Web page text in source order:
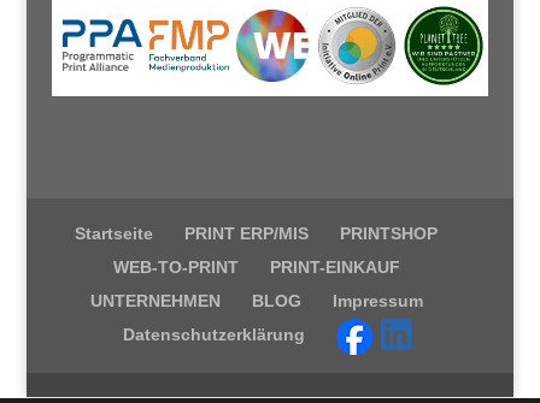
Startseite PRINT ERP/MIS
PRINTSHOP
WEB-TO-PRINT
PRINT-EINKAUF
UNTERNEHMEN
BLOG
Impressum
Datenschutzerklärung